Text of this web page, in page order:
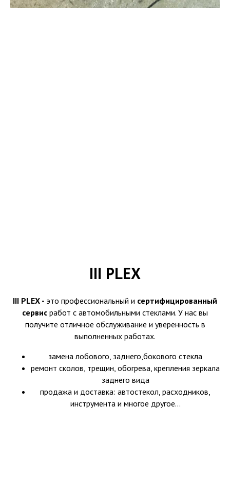
III PLEX
III PLEX - это профессиональный и сертифицированный
сервис работ с автомобильными стеклами. У нас вы
получите отличное обслуживание и уверенность в
выполненных работах.
замена лобового, заднего,бокового стекла
ремонт сколов, трещин, обогрева, крепления зеркала
заднего вида
продажа и доставка: автостекол, расходников,
инструмента и многое другое...